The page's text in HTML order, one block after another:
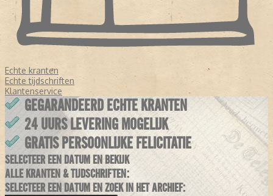
Echte kranten
Echte tijdschriften
Klantenservice
GEGARANDEERD ECHTE KRANTEN
24 UURS LEVERING MOGELIJK
GRATIS PERSOONLIJKE FELICITATIE
SELECTEER EEN DATUM EN BEKIJK
ALLE KRANTEN & TIJDSCHRIFTEN:
SELECTEER EEN DATUM EN ZOEK IN HET ARCHIEF: